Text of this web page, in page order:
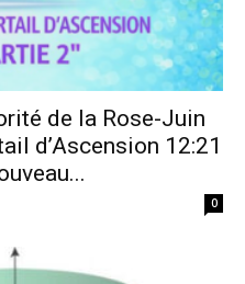
de la Rose-Juin
d’Ascension 12:21
0